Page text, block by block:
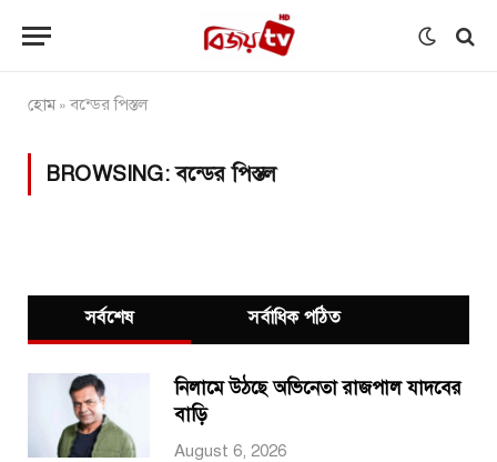
হোম»বন্ডের পিস্তল
BROWSING:বন্ডের পিস্তল
সর্বশেষ সর্বাধিক পঠিত
নিলামে উঠছে অভিনেতা রাজপাল যাদবের
বাড়ি
August 6, 2026